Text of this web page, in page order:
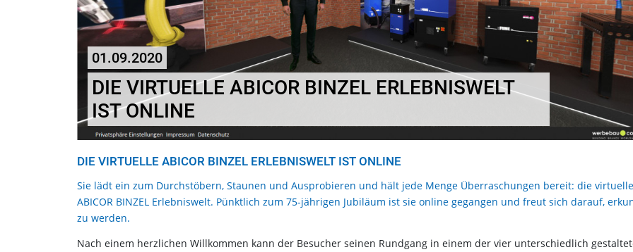
01.09.2020
DIE VIRTUELLE ABICOR BINZEL ERLEBNISWELT
IST ONLINE
DIE VIRTUELLE ABICOR BINZEL ERLEBNISWELT IST ONLINE
Sie lädt ein zum Durchstöbern, Staunen und Ausprobieren und hält jede Menge Überraschungen bereit: die virtuelle
ABICOR BINZEL Erlebniswelt. Pünktlich zum 75-jährigen Jubiläum ist sie online gegangen und freut sich darauf,
zu werden.
Nach einem herzlichen Willkommen kann der Besucher seinen Rundgang in einem der vier unterschiedlich